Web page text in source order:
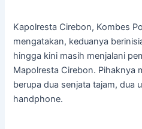
Kapolresta Cirebon, Kombes
mengatakan, keduanya
hingga kini masih menjalani
Mapolresta Cirebon. Pihaknya
berupa dua senjata tajam, dua
handphone.